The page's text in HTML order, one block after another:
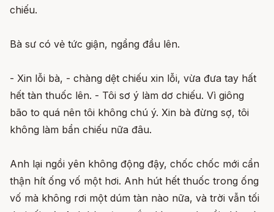
chiếu.
Bà sư có vẻ tức giận, ngẩng đầu lên.
- Xin lỗi bà, - chàng dệt chiếu xin lỗi, vừa đưa tay hất
hết tàn thuốc lên. - Tôi sơ ý làm dơ chiếu. Vì giông
bão to quá nên tôi không chú ý. Xin bà đừng sợ, tôi
không làm bẩn chiếu nữa đâu.
Anh lại ngồi yên không động đậy, chốc chốc mới cẩn
thận hít ống vố một hơi. Anh hút hết thuốc trong ống
vố mà không rơi một dúm tàn nào nữa, và trời vẫn tối